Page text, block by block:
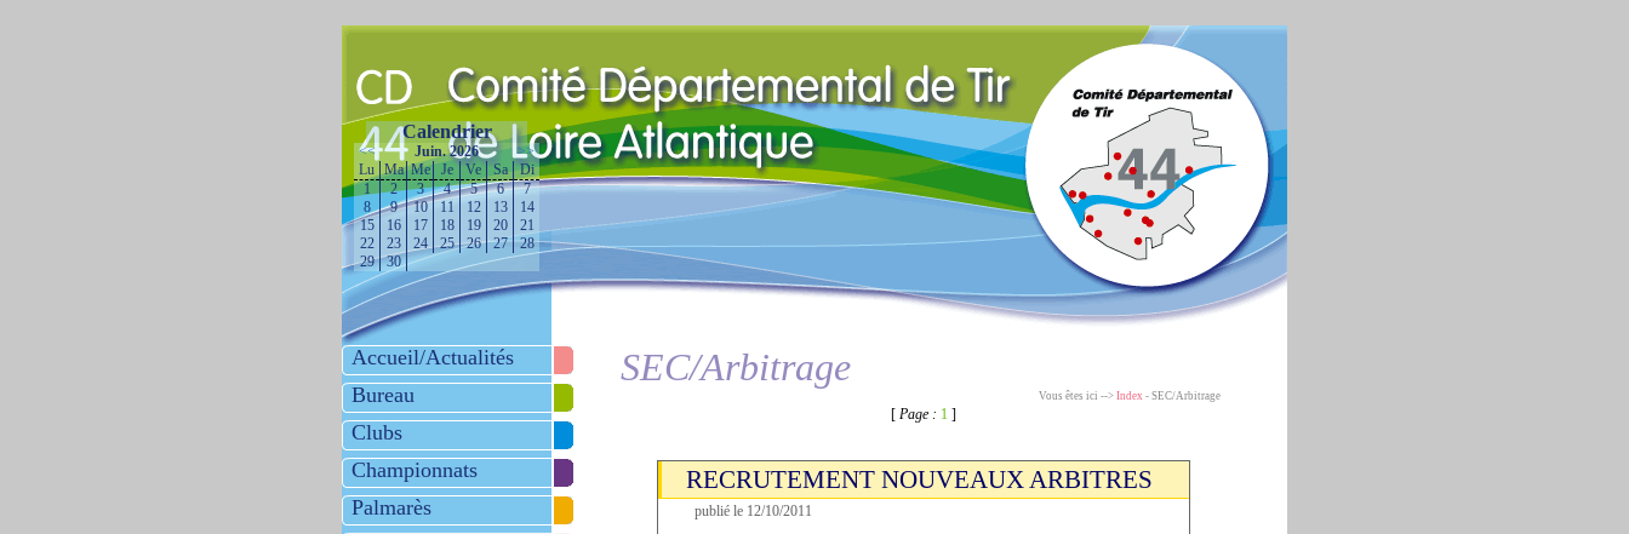
Calendrier
<< Juin. 2026
>>
Lu Ma Me Je Ve Sa
Di
1
2 3 4 5 6
7
8
9 10 11 12 13
14
15
16 17 18 19 20
21
22
23 24 25 26 27
28
29
30
Accueil/Actualités
Bureau
Clubs
Championnats
Palmarès
SEC/Arbitrage
Vous êtes ici --> Index - SEC/Arbitrage
[ Page : 1 ]
RECRUTEMENT NOUVEAUX ARBITRES
publié le 12/10/2011